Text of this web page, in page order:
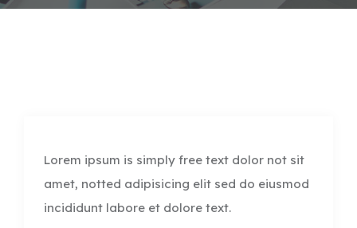
Lorem ipsum is simply free text dolor not sit
amet, notted adipisicing elit sed do eiusmod
incididunt labore et dolore text.